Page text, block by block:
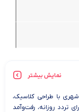
نمایش بیشتر
150 یک اسکوتر شهری با طراحی کلاسیک،
تردد روزانه، رفت‌وآمد